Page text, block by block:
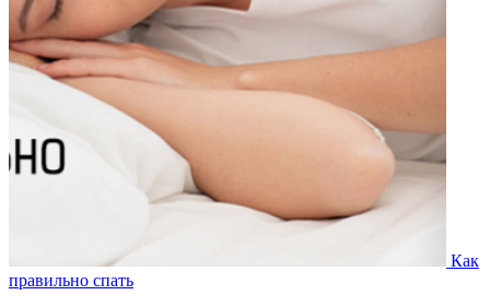
Как
правильно спать